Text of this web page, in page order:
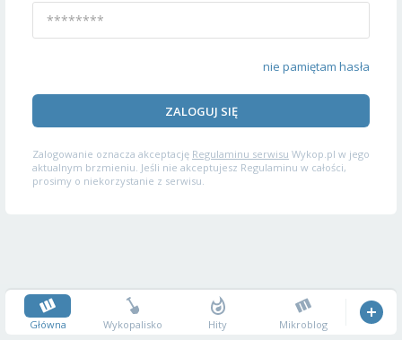
nie pamiętam hasła
ZALOGUJ SIĘ
Zalogowanie oznacza akceptację Regulaminu serwisu Wykop.pl w jego
aktualnym brzmieniu. Jeśli nie akceptujesz Regulaminu w całości,
prosimy o niekorzystanie z serwisu.
Główna Wykopalisko Hity Mikroblog